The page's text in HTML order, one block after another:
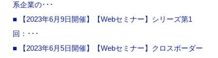
系企業の･･･
■ 【2023年6月9日開催】【Webセミナー】シリーズ第1
回：･･･
■ 【2023年6月5日開催】【Webセミナー】クロスボーダー